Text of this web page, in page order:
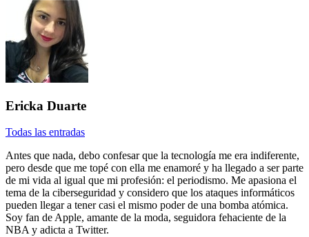
Ericka Duarte
Todas las entradas
Antes que nada, debo confesar que la tecnología me era indiferente,
pero desde que me topé con ella me enamoré y ha llegado a ser parte
de mi vida al igual que mi profesión: el periodismo. Me apasiona el
tema de la ciberseguridad y considero que los ataques informáticos
pueden llegar a tener casi el mismo poder de una bomba atómica.
Soy fan de Apple, amante de la moda, seguidora fehaciente de la
NBA y adicta a Twitter.